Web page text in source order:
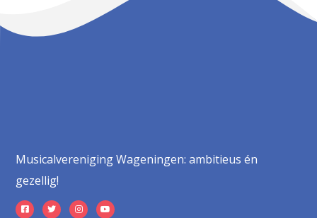
Musicalvereniging Wageningen: ambitieus én
gezellig!